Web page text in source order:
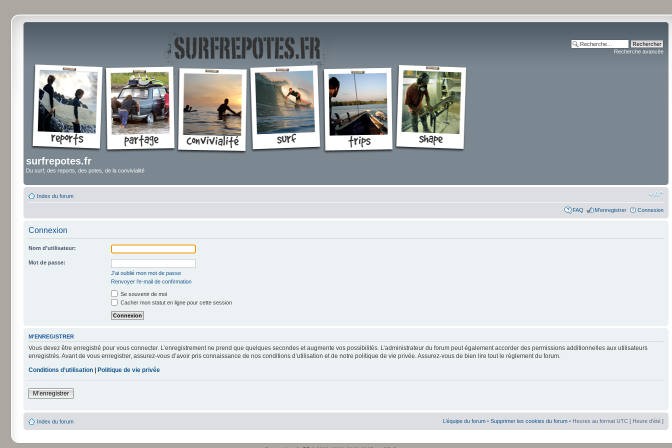
surfrepotes.fr
Du surf, des reports, des potes, de la convivialité
Recherche avancée
Index du forum
FAQ M’enregistrer Connexion
Connexion
Nom d’utilisateur:
Mot de passe:
J’ai oublié mon mot de passe
Renvoyer l’e-mail de confirmation
Se souvenir de moi
Cacher mon statut en ligne pour cette session
M’ENREGISTRER
Vous devez être enregistré pour vous connecter. L’enregistrement ne prend que quelques secondes et augmente vos possibilités. L’administrateur du forum peut également accorder des permissions additionnelles aux utilisateurs
enregistrés. Avant de vous enregistrer, assurez-vous d’avoir pris connaissance de nos conditions d’utilisation et de notre politique de vie privée. Assurez-vous de bien lire tout le règlement du forum.
Conditions d’utilisation
Politique de vie privée
M’enregistrer
Index du forum L’équipe du forum • Supprimer les cookies du forum • Heures au format UTC [ Heure d’été ]